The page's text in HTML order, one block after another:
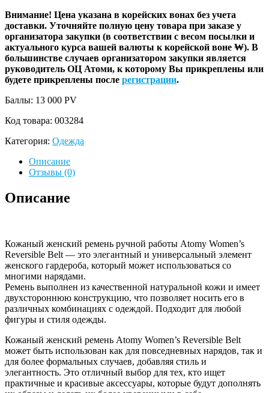
Внимание! Цена указана в корейских вонах без учета
доставки. Уточняйте полную цену товара при заказе у
организатора закупки (в соответствии с весом посылки и
актуального курса вашей валюты к корейской воне ₩). В
большинстве случаев организатором закупки является
руководитель ОЦ Атоми, к которому Вы прикреплены или
будете прикреплены после регистрации.
Баллы: 13 000 PV
Код товара: 003284
Категория: Одежда
Описание
Отзывы (0)
Описание
Кожаный женский ремень ручной работы Atomy Women’s
Reversible Belt — это элегантный и универсальный элемент
женского гардероба, который может использоваться со
многими нарядами.
Ремень выполнен из качественной натуральной кожи и имеет
двухстороннюю конструкцию, что позволяет носить его в
различных комбинациях с одеждой. Подходит для любой
фигуры и стиля одежды.
Кожаный женский ремень Atomy Women’s Reversible Belt
может быть использован как для повседневных нарядов, так и
для более формальных случаев, добавляя стиль и
элегантность. Это отличный выбор для тех, кто ищет
практичные и красивые аксессуары, которые будут дополнять